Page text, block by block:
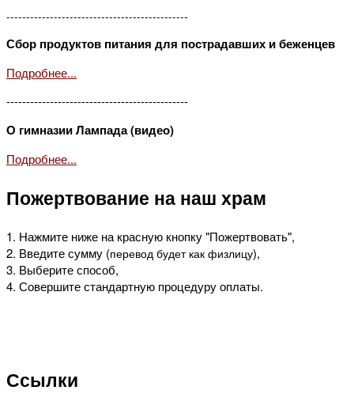
----------------------------------------------
Сбор продуктов питания для пострадавших и беженцев
Подробнее...
----------------------------------------------
О гимназии Лампада (видео)
Подробнее...
Пожертвование на наш храм
1. Нажмите ниже на красную кнопку "Пожертвовать",
2. Введите сумму (перевод будет как физлицу),
3. Выберите способ,
4. Совершите стандартную процедуру оплаты.
Ссылки